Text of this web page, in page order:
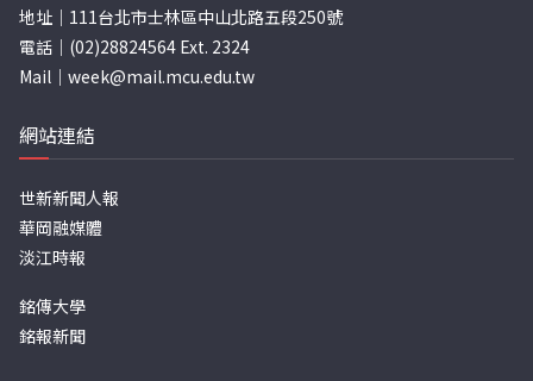
地址｜111台北市士林區中山北路五段250號
電話｜(02)28824564 Ext. 2324
Mail｜ week@mail.mcu.edu.tw
網站連結
世新新聞人報
華岡融媒體
淡江時報
銘傳大學
銘報新聞